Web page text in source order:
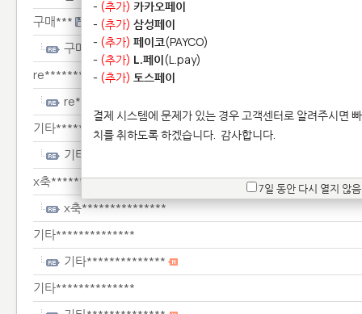
구매***
구매***
re**********
re**********
기타**************
기타**************
x축***************
x축***************
기타**************
기타**************
기타**************
- (추가) 카카오페이
- (추가) 삼성페이
- (추가) 페이코(PAYCO)
- (추가) L.페이(L.pay)
- (추가) 토스페이
결제 시스템에 문제가 있는 경우 고객센터로 알려주시면
치를 취하도록 하겠습니다. 감사합니다.
7일 동안 다시 열지 않음